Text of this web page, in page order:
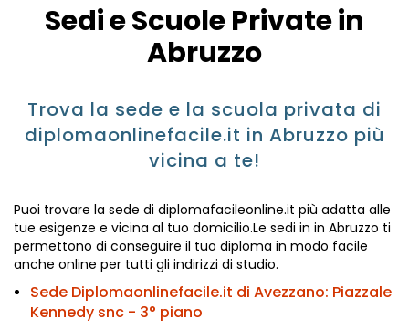
Sedi e Scuole Private in
Abruzzo
Trova la sede e la scuola privata di
diplomaonlinefacile.it in Abruzzo più
vicina a te!
Puoi trovare la sede di diplomafacileonline.it più adatta alle
tue esigenze e vicina al tuo domicilio.Le sedi in in Abruzzo ti
permettono di conseguire il tuo diploma in modo facile
anche online per tutti gli indirizzi di studio.
Sede Diplomaonlinefacile.it di Avezzano: Piazzale
Kennedy snc - 3° piano